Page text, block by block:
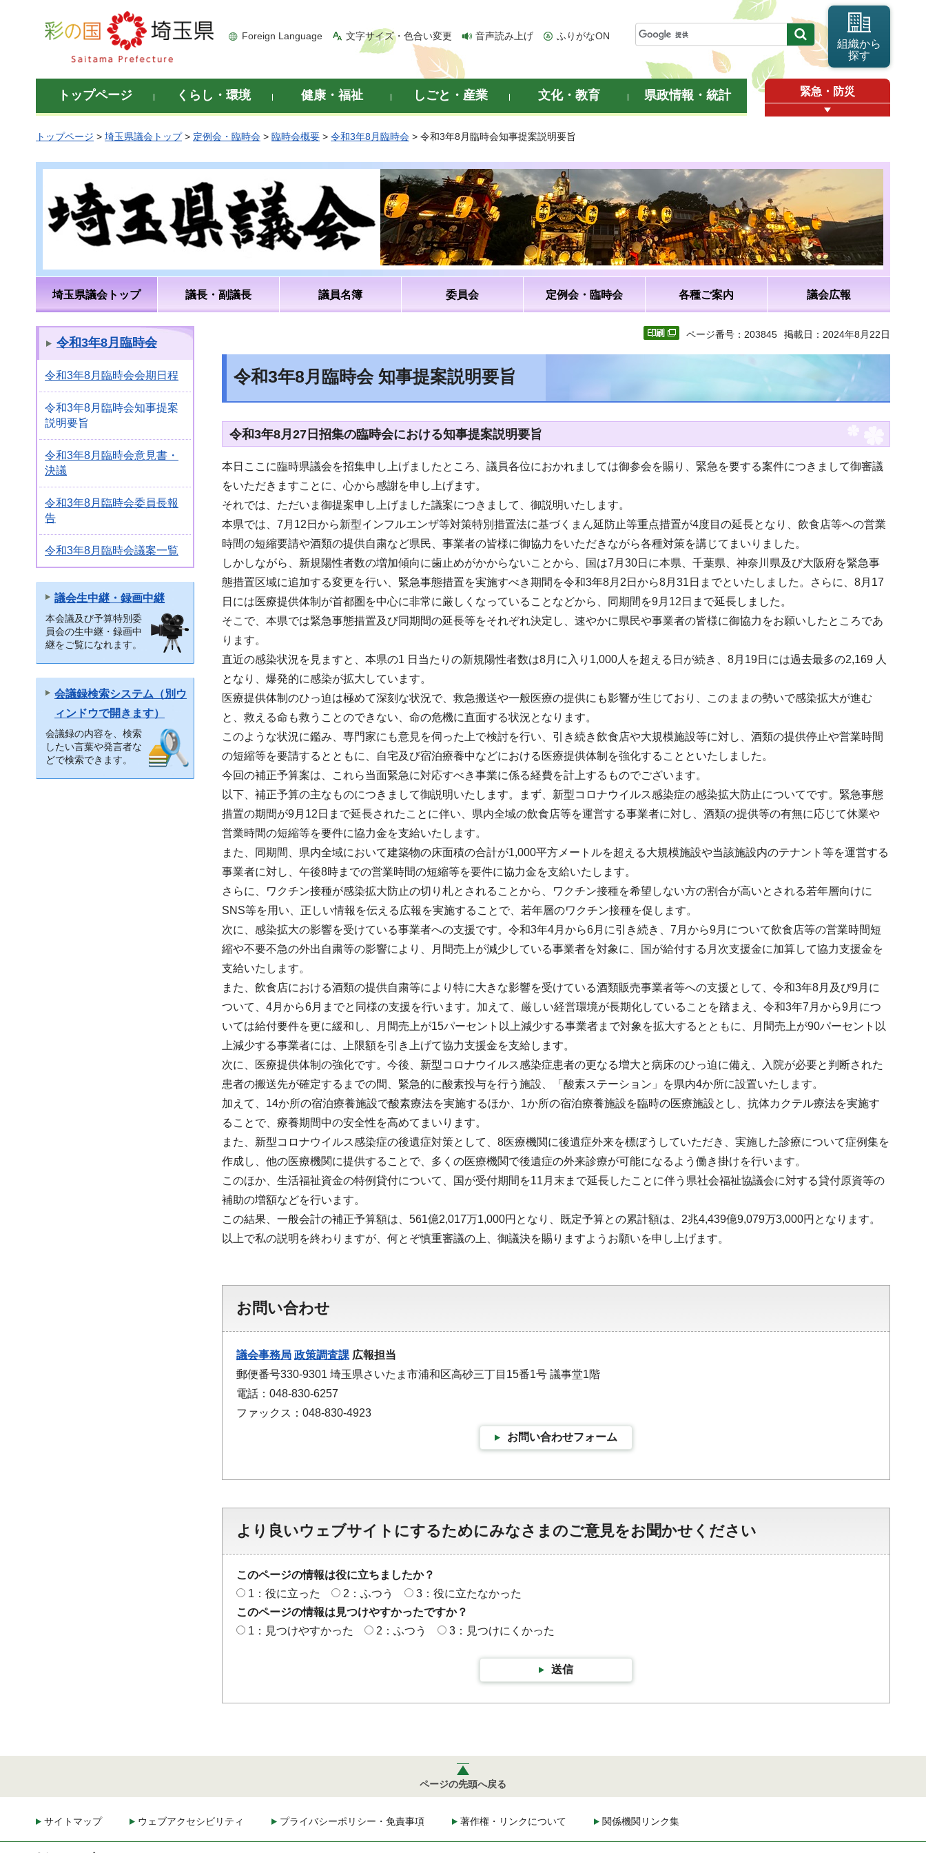
彩の国 埼玉県
Foreign Language 文字サイズ・色合い変更 音声読み上げ ふりがなON
組織から
探す
トップページ くらし・環境 健康・福祉 しごと・産業 文化・教育 県政情報・統計 緊急・防災
トップページ > 埼玉県議会トップ> 定例会・臨時会 > 臨時会概要 > 令和3年8月臨時会 > 令和3年8月臨時会知事提案説明要旨
埼玉県議会トップ 議長・副議長 議員名簿 委員会 定例会・臨時会 各種ご案内 議会広報
令和3年8月臨時会
令和3年8月臨時会会期日程
令和3年8月臨時会知事提案
説明要旨
令和3年8月臨時会意見書・
決議
令和3年8月臨時会委員長報
告
令和3年8月臨時会議案一覧
議会生中継・録画中継
本会議及び予算特別委
員会の生中継・録画中
継をご覧になれます。
会議録検索システム（別ウ
ィンドウで開きます）
会議録の内容を、検索
したい言葉や発言者な
どで検索できます。
ページ番号：203845 掲載日：2024年8月22日
令和3年8月臨時会 知事提案説明要旨
令和3年8月27日招集の臨時会における知事提案説明要旨
本日ここに臨時県議会を招集申し上げましたところ、議員各位におかれましては御参会を賜り、緊急を要する案件につきまして御審議
をいただきますことに、心から感謝を申し上げます。
それでは、ただいま御提案申し上げました議案につきまして、御説明いたします。
本県では、7月12日から新型インフルエンザ等対策特別措置法に基づくまん延防止等重点措置が4度目の延長となり、飲食店等への営業
時間の短縮要請や酒類の提供自粛など県民、事業者の皆様に御協力をいただきながら各種対策を講じてまいりました。
しかしながら、新規陽性者数の増加傾向に歯止めがかからないことから、国は7月30日に本県、千葉県、神奈川県及び大阪府を緊急事
態措置区域に追加する変更を行い、緊急事態措置を実施すべき期間を令和3年8月2日から8月31日までといたしました。さらに、8月17
日には医療提供体制が首都圏を中心に非常に厳しくなっていることなどから、同期間を9月12日まで延長しました。
そこで、本県では緊急事態措置及び同期間の延長等をそれぞれ決定し、速やかに県民や事業者の皆様に御協力をお願いしたところであ
ります。
直近の感染状況を見ますと、本県の1 日当たりの新規陽性者数は8月に入り1,000人を超える日が続き、8月19日には過去最多の2,169 人
となり、爆発的に感染が拡大しています。
医療提供体制のひっ迫は極めて深刻な状況で、救急搬送や一般医療の提供にも影響が生じており、このままの勢いで感染拡大が進む
と、救える命も救うことのできない、命の危機に直面する状況となります。
このような状況に鑑み、専門家にも意見を伺った上で検討を行い、引き続き飲食店や大規模施設等に対し、酒類の提供停止や営業時間
の短縮等を要請するとともに、自宅及び宿泊療養中などにおける医療提供体制を強化することといたしました。
今回の補正予算案は、これら当面緊急に対応すべき事業に係る経費を計上するものでございます。
以下、補正予算の主なものにつきまして御説明いたします。まず、新型コロナウイルス感染症の感染拡大防止についてです。緊急事態
措置の期間が9月12日まで延長されたことに伴い、県内全域の飲食店等を運営する事業者に対し、酒類の提供等の有無に応じて休業や
営業時間の短縮等を要件に協力金を支給いたします。
また、同期間、県内全域において建築物の床面積の合計が1,000平方メートルを超える大規模施設や当該施設内のテナント等を運営する
事業者に対し、午後8時までの営業時間の短縮等を要件に協力金を支給いたします。
さらに、ワクチン接種が感染拡大防止の切り札とされることから、ワクチン接種を希望しない方の割合が高いとされる若年層向けに
SNS等を用い、正しい情報を伝える広報を実施することで、若年層のワクチン接種を促します。
次に、感染拡大の影響を受けている事業者への支援です。令和3年4月から6月に引き続き、7月から9月について飲食店等の営業時間短
縮や不要不急の外出自粛等の影響により、月間売上が減少している事業者を対象に、国が給付する月次支援金に加算して協力支援金を
支給いたします。
また、飲食店における酒類の提供自粛等により特に大きな影響を受けている酒類販売事業者等への支援として、令和3年8月及び9月に
ついて、4月から6月までと同様の支援を行います。加えて、厳しい経営環境が長期化していることを踏まえ、令和3年7月から9月につ
いては給付要件を更に緩和し、月間売上が15パーセント以上減少する事業者まで対象を拡大するとともに、月間売上が90パーセント以
上減少する事業者には、上限額を引き上げて協力支援金を支給します。
次に、医療提供体制の強化です。今後、新型コロナウイルス感染症患者の更なる増大と病床のひっ迫に備え、入院が必要と判断された
患者の搬送先が確定するまでの間、緊急的に酸素投与を行う施設、「酸素ステーション」を県内4か所に設置いたします。
加えて、14か所の宿泊療養施設で酸素療法を実施するほか、1か所の宿泊療養施設を臨時の医療施設とし、抗体カクテル療法を実施す
ることで、療養期間中の安全性を高めてまいります。
また、新型コロナウイルス感染症の後遺症対策として、8医療機関に後遺症外来を標ぼうしていただき、実施した診療について症例集を
作成し、他の医療機関に提供することで、多くの医療機関で後遺症の外来診療が可能になるよう働き掛けを行います。
このほか、生活福祉資金の特例貸付について、国が受付期間を11月末まで延長したことに伴う県社会福祉協議会に対する貸付原資等の
補助の増額などを行います。
この結果、一般会計の補正予算額は、561億2,017万1,000円となり、既定予算との累計額は、2兆4,439億9,079万3,000円となります。
以上で私の説明を終わりますが、何とぞ慎重審議の上、御議決を賜りますようお願いを申し上げます。
お問い合わせ
議会事務局 政策調査課 広報担当
郵便番号330-9301 埼玉県さいたま市浦和区高砂三丁目15番1号 議事堂1階
電話：048-830-6257
ファックス：048-830-4923
お問い合わせフォーム
より良いウェブサイトにするためにみなさまのご意見をお聞かせください
このページの情報は役に立ちましたか？
1：役に立った
2：ふつう
3：役に立たなかった
このページの情報は見つけやすかったですか？
1：見つけやすかった
2：ふつう 3：見つけにくかった
送信
ページの先頭へ戻る
サイトマップ ウェブアクセシビリティ プライバシーポリシー・免責事項 著作権・リンクについて 関係機関リンク集